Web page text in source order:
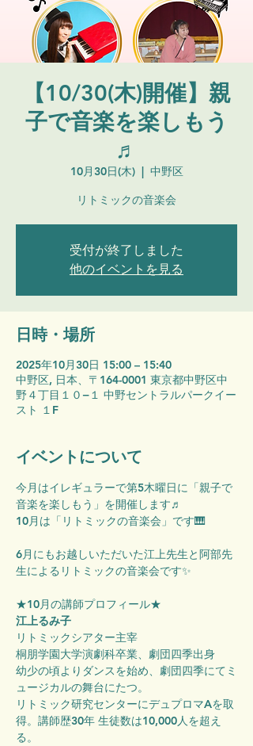
【10/30(木)開催】親
子で音楽を楽しもう
♬
10月30日(木)
  |
中野区
リトミックの音楽会
受付が終了しました
他のイベントを見る
日時・場所
2025年10月30日 15:00 – 15:40
中野区, 日本、〒164-0001 東京都中野区中
野４丁目１０−１ 中野セントラルパークイー
スト １F
イベントについて
今月はイレギュラーで第5木曜日に「親子で
音楽を楽しもう」を開催します♬
10月は「リトミックの音楽会」です🎹
6月にもお越しいただいた江上先生と阿部先
生によるリトミックの音楽会です✨
★10月の講師プロフィール★
江上るみ子
リトミックシアター主宰
桐朋学園大学演劇科卒業、劇団四季出身
幼少の頃よりダンスを始め、劇団四季にてミ
ュージカルの舞台にたつ。
リトミック研究センターにデュプロマAを取
得。講師歴30年 生徒数は10,000人を超え
る。